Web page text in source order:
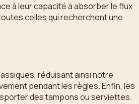
à leur capacité à absorber le flux
celles qui recherchent une
réduisant ainsi notre
pendant les règles. Enfin, les
des tampons ou serviettes.